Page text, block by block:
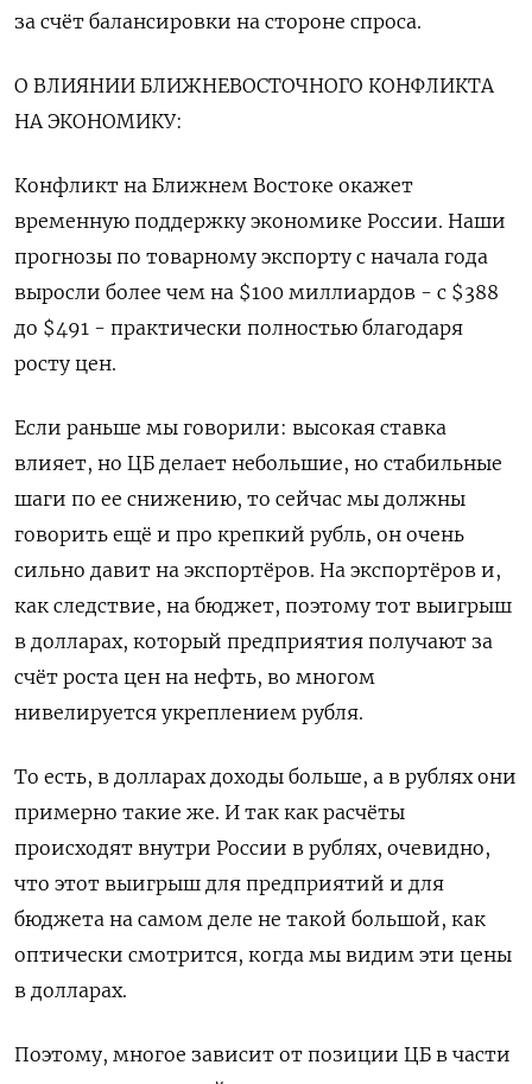
за счёт балансировки ‌на стороне спроса.
О ВЛИЯНИИ БЛИЖНЕВОСТОЧНОГО КОНФЛИКТА
НА ЭКОНОМИКУ:
Конфликт на Ближнем Востоке окажет
временную поддержку экономике России. Наши
прогнозы по товарному экспорту с начала года
выросли более чем на $100 миллиардов - с $388
до $491 - практически полностью благодаря
росту цен.
Если раньше мы говорили: высокая ставка
влияет, но ЦБ делает небольшие, но стабильные
шаги по ее снижению, то сейчас мы должны
говорить ещё и про крепкий рубль, он очень
сильно давит на экспортёров. На экспортёров и,
как следствие, на бюджет, поэтому тот выигрыш
в долларах, который предприятия получают за
счёт роста цен на нефть, во многом
нивелируется укреплением рубля.
То есть, в долларах доходы больше, а в рублях они
примерно такие же. И так как расчёты
происходят внутри России в рублях, очевидно,
что этот выигрыш для предприятий и для
бюджета на самом деле не такой большой, как
оптически смотрится, когда мы видим эти цены
в долларах.
Поэтому, многое зависит от позиции ЦБ в части